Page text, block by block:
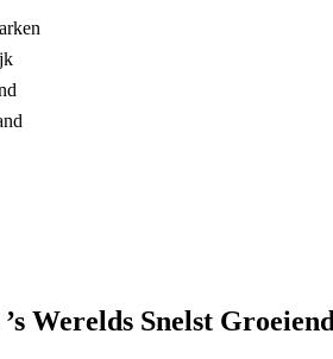
Werelds Snelst